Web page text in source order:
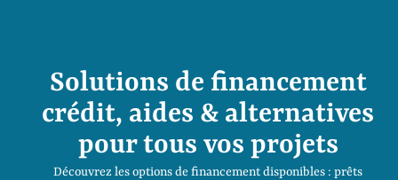
Solutions de financement
crédit, aides & alternatives
pour tous vos projets
Découvrez les options de financement disponibles : prêts